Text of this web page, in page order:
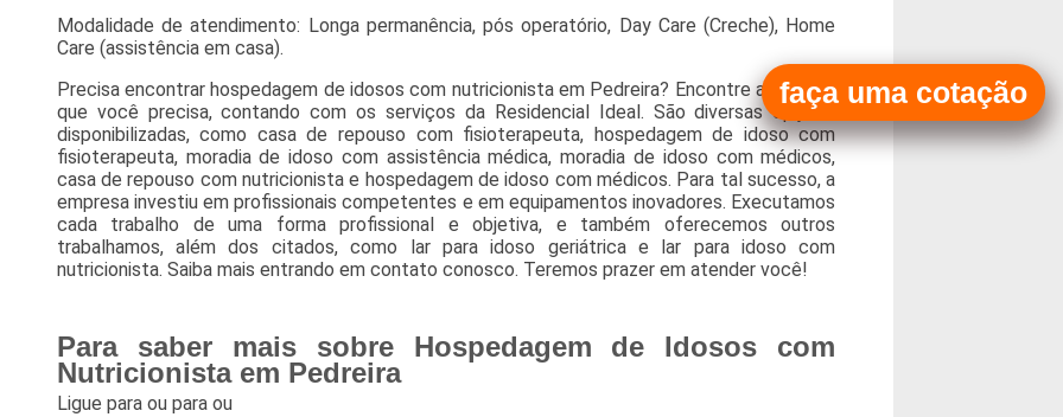
Modalidade de atendimento: Longa permanência, pós operatório, Day Care (Creche), Home
Care (assistência em casa).
Precisa encontrar hospedagem de idosos com nutricionista em Pedreira? Encontre a solução
que você precisa, contando com os serviços da Residencial Ideal. São diversas opções
disponibilizadas, como casa de repouso com fisioterapeuta, hospedagem de idoso com
fisioterapeuta, moradia de idoso com assistência médica, moradia de idoso com médicos,
casa de repouso com nutricionista e hospedagem de idoso com médicos. Para tal sucesso, a
empresa investiu em profissionais competentes e em equipamentos inovadores. Executamos
cada trabalho de uma forma profissional e objetiva, e também oferecemos outros
trabalhamos, além dos citados, como lar para idoso geriátrica e lar para idoso com
nutricionista. Saiba mais entrando em contato conosco. Teremos prazer em atender você!
Para saber mais sobre Hospedagem de Idosos com
Nutricionista em Pedreira
Ligue para ou para ou
faça uma cotação